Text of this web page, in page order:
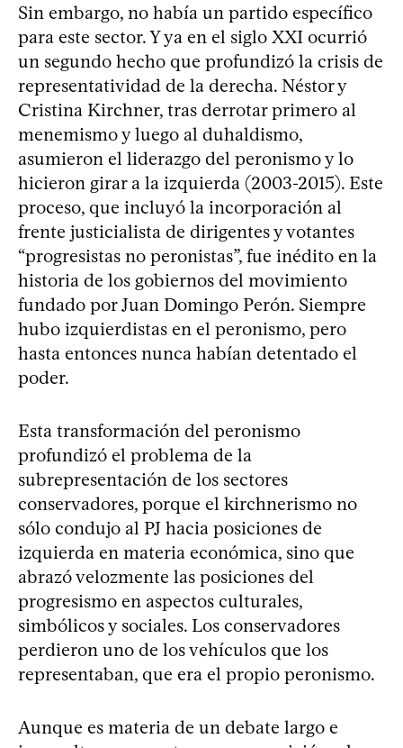
Sin embargo, no había un partido específico
para este sector. Y ya en el siglo XXI ocurrió
un segundo hecho que profundizó la crisis de
representatividad de la derecha. Néstor y
Cristina Kirchner, tras derrotar primero al
menemismo y luego al duhaldismo,
asumieron el liderazgo del peronismo y lo
hicieron girar a la izquierda (2003-2015). Este
proceso, que incluyó la incorporación al
frente justicialista de dirigentes y votantes
“progresistas no peronistas”, fue inédito en la
historia de los gobiernos del movimiento
fundado por Juan Domingo Perón. Siempre
hubo izquierdistas en el peronismo, pero
hasta entonces nunca habían detentado el
poder.
Esta transformación del peronismo
profundizó el problema de la
subrepresentación de los sectores
conservadores, porque el kirchnerismo no
sólo condujo al PJ hacia posiciones de
izquierda en materia económica, sino que
abrazó velozmente las posiciones del
progresismo en aspectos culturales,
simbólicos y sociales. Los conservadores
perdieron uno de los vehículos que los
representaban, que era el propio peronismo.
Aunque es materia de un debate largo e